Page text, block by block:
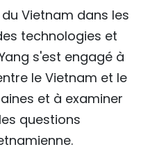
Vietnam dans les
technologies et
s'est engagé à
le Vietnam et le
et à examiner
questions